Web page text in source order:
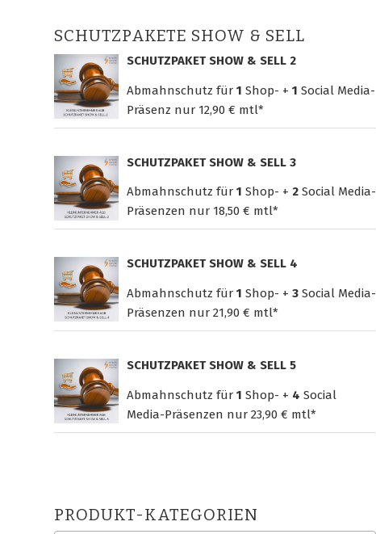
SCHUTZPAKETE SHOW & SELL
SCHUTZPAKET SHOW & SELL 2
Abmahnschutz für 1 Shop- + 1 Social Media-
Präsenz nur 12,90 € mtl*
SCHUTZPAKET SHOW & SELL 3
Abmahnschutz für 1 Shop- + 2 Social Media-
Präsenzen nur 18,50 € mtl*
SCHUTZPAKET SHOW & SELL 4
Abmahnschutz für 1 Shop- + 3 Social Media-
Präsenzen nur 21,90 € mtl*
SCHUTZPAKET SHOW & SELL 5
Abmahnschutz für 1 Shop- + 4 Social
Media-Präsenzen nur 23,90 € mtl*
PRODUKT-KATEGORIEN